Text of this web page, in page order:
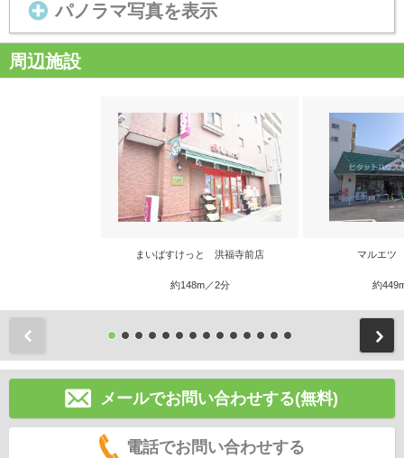
パノラマ写真を表示
周辺施設
まいばすけっと 洪福寺前店
約148m／2分
マルエツ
約
メールでお問い合わせする(無料)
電話でお問い合わせする